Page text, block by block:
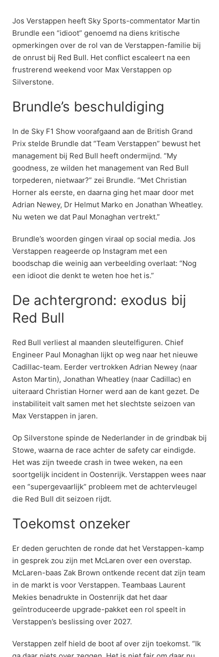
content
Jos Verstappen heeft Sky Sports-commentator Martin
Brundle een “idioot” genoemd na diens kritische
opmerkingen over de rol van de Verstappen-familie bij
de onrust bij Red Bull. Het conflict escaleert na een
frustrerend weekend voor Max Verstappen op
Silverstone.
Brundle’s beschuldiging
In de Sky F1 Show voorafgaand aan de British Grand
Prix stelde Brundle dat “Team Verstappen” bewust het
management bij Red Bull heeft ondermijnd. “My
goodness, ze wilden het management van Red Bull
torpederen, nietwaar?” zei Brundle. “Met Christian
Horner als eerste, en daarna ging het maar door met
Adrian Newey, Dr Helmut Marko en Jonathan Wheatley.
Nu weten we dat Paul Monaghan vertrekt.”
Brundle’s woorden gingen viraal op social media. Jos
Verstappen reageerde op Instagram met een
boodschap die weinig aan verbeelding overlaat: “Nog
een idioot die denkt te weten hoe het is.”
De achtergrond: exodus bij
Red Bull
Red Bull verliest al maanden sleutelfiguren. Chief
Engineer Paul Monaghan lijkt op weg naar het nieuwe
Cadillac-team. Eerder vertrokken Adrian Newey (naar
Aston Martin), Jonathan Wheatley (naar Cadillac) en
uiteraard Christian Horner werd aan de kant gezet. De
instabiliteit valt samen met het slechtste seizoen van
Max Verstappen in jaren.
Op Silverstone spinde de Nederlander in de grindbak bij
Stowe, waarna de race achter de safety car eindigde.
Het was zijn tweede crash in twee weken, na een
soortgelijk incident in Oostenrijk. Verstappen wees naar
een “supergevaarlijk” probleem met de achtervleugel
die Red Bull dit seizoen rijdt.
Toekomst onzeker
Er deden geruchten de ronde dat het Verstappen-kamp
in gesprek zou zijn met McLaren over een overstap.
McLaren-baas Zak Brown ontkende recent dat zijn team
in de markt is voor Verstappen. Teambaas Laurent
Mekies benadrukte in Oostenrijk dat het daar
geïntroduceerde upgrade-pakket een rol speelt in
Verstappen’s beslissing over 2027.
Verstappen zelf hield de boot af over zijn toekomst. “Ik